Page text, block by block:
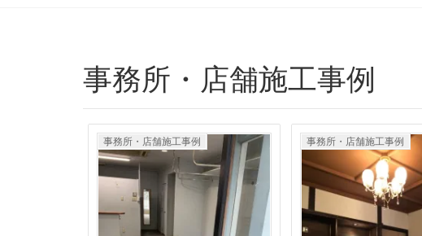
事務所・店舗施工事例
事務所・店舗施工事例 事務所・店舗施工事例